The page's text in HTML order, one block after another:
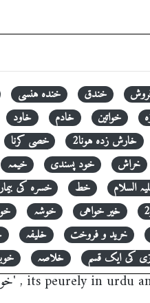
خندہ ہنسی خندق
خاود خادم خواتین
خصی کرنا خارش زدہ ہونا2
خیمہ خود پسندی خراش
خسرہ کی خط السلام
خوشہ خیر خواہی
خلیفہ خرید و فروخت
خلاصہ کی ایک قسم